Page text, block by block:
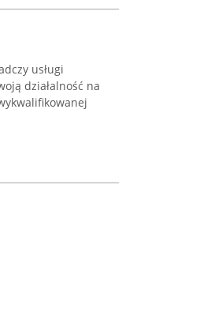
usługi
działalność na